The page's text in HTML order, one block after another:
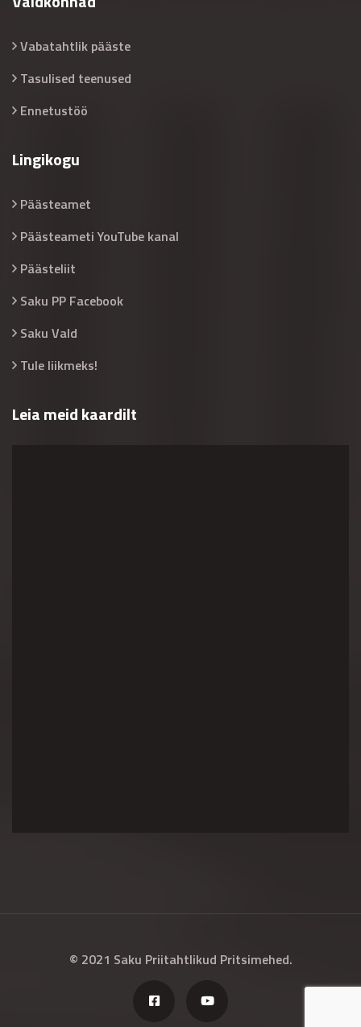
Vabatahtlik pääste
Tasulised teenused
Ennetustöö
Lingikogu
Päästeamet
Päästeameti YouTube kanal
Päästeliit
Saku PP Facebook
Saku Vald
Tule liikmeks!
Leia meid kaardilt
© 2021 Saku Priitahtlikud Pritsimehed.